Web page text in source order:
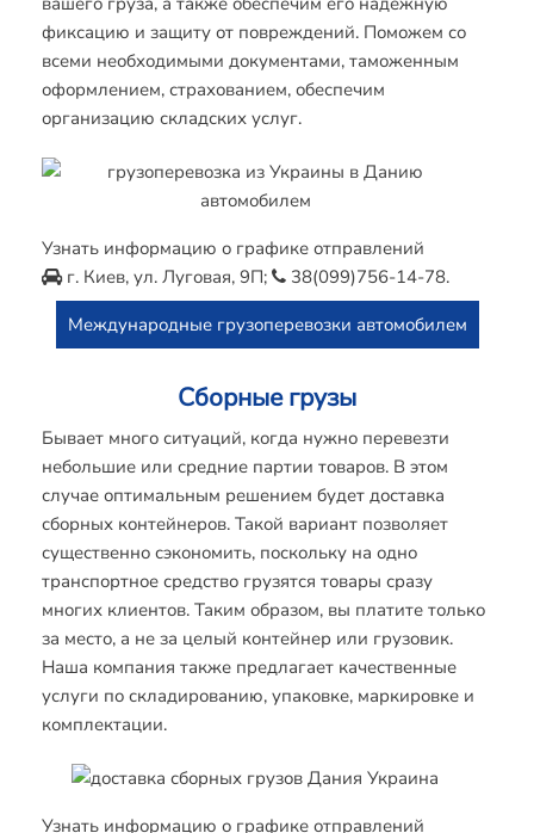
фиксацию и защиту от повреждений. Поможем со
всеми необходимыми документами, таможенным
оформлением, страхованием, обеспечим
организацию складских услуг.
Узнать информацию о графике отправлений
г. Киев, ул. Луговая, 9П;
38(099)756-14-78.
Международные грузоперевозки автомобилем
Сборные грузы
Бывает много ситуаций, когда нужно перевезти
небольшие или средние партии товаров. В этом
случае оптимальным решением будет доставка
сборных контейнеров. Такой вариант позволяет
существенно сэкономить, поскольку на одно
транспортное средство грузятся товары сразу
многих клиентов. Таким образом, вы платите только
за место, а не за целый контейнер или грузовик.
Наша компания также предлагает качественные
услуги по складированию, упаковке, маркировке и
комплектации.
Узнать информацию о графике отправлений